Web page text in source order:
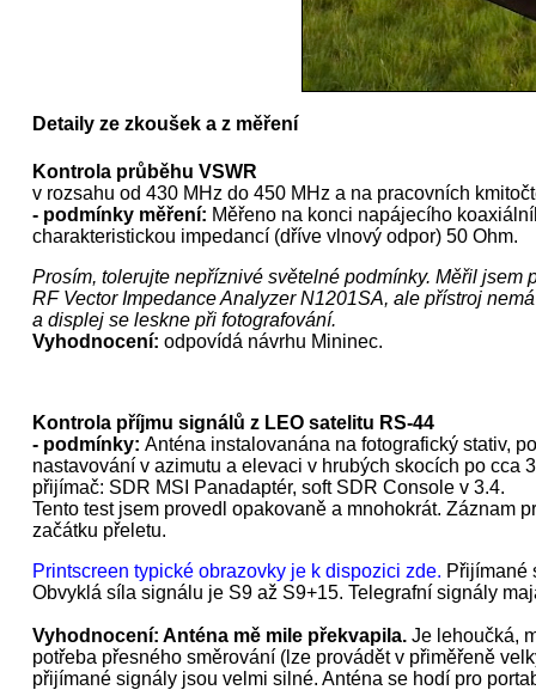
Detaily ze zkoušek a z měření
Kontrola průběhu VSWR
v rozsahu od 430 MHz do 450 MHz a na pracovních
- podmínky měření: Měřeno na konci napájecího
charakteristickou impedancí (dříve vlnový odpor) 50 Ohm.
Prosím, tolerujte nepříznivé světelné podmínky. Měřil jsem
RF Vector Impedance Analyzer N1201SA, ale přístroj
a displej se leskne při fotografování.
Vyhodnocení: odpovídá návrhu Mininec.
Kontrola příjmu signálů z LEO satelitu RS-44
- podmínky: Anténa instalovanána na fotografický stativ,
nastavování v azimutu a elevaci v hrubých skocích po cca
přijímač: SDR MSI Panadaptér, soft SDR Console v 3.4.
Tento test jsem provedl opakovaně a mnohokrát. Záznam
začátku přeletu.
Printscreen typické obrazovky je k dispozici zde. Přijímané
Obvyklá síla signálu je S9 až S9+15. Telegrafní signály
Vyhodnocení: Anténa mě mile překvapila. Je lehoučká,
potřeba přesného směrování (lze provádět v přiměřeně
přijímané signály jsou velmi silné. Anténa se hodí pro